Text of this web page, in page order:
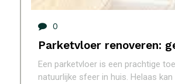
0
Parketvloer renoveren:
Een parketvloer is een prachtige
natuurlijke sfeer in huis. Helaas